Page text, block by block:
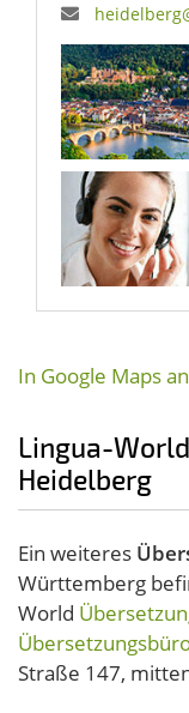
In Google Maps
Lingua-
Heidelberg
Ein weiteres
Württemberg
World
Straße 147,